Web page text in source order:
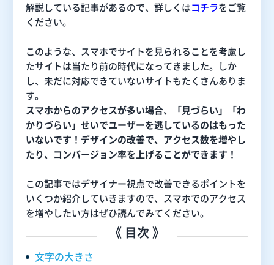
解説している記事があるので、詳しくはコチラをご覧
ください。
このような、スマホでサイトを見られることを考慮し
たサイトは当たり前の時代になってきました。しか
し、未だに対応できていないサイトもたくさんありま
す。
スマホからのアクセスが多い場合、「見づらい」「わ
かりづらい」せいでユーザーを逃しているのはもった
いないです！デザインの改善で、アクセス数を増やし
たり、コンバージョン率を上げることができます！
この記事ではデザイナー視点で改善できるポイントを
いくつか紹介していきますので、スマホでのアクセス
を増やしたい方はぜひ読んでみてください。
《 目次 》
文字の大きさ